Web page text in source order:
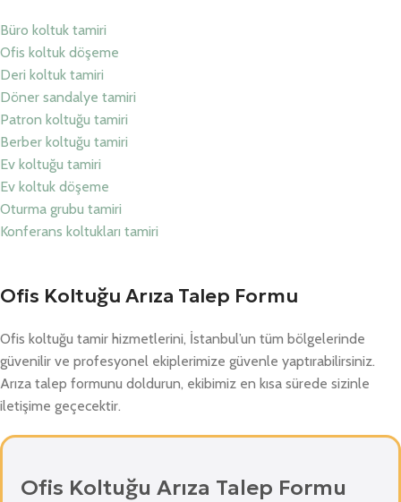
Büro koltuk tamiri
Ofis koltuk döşeme
Deri koltuk tamiri
Döner sandalye tamiri
Patron koltuğu tamiri
Berber koltuğu tamiri
Ev koltuğu tamiri
Ev koltuk döşeme
Oturma grubu tamiri
Konferans koltukları tamiri
Ofis Koltuğu Arıza Talep Formu
Ofis koltuğu tamir hizmetlerini, İstanbul’un tüm bölgelerinde
güvenilir ve profesyonel ekiplerimize güvenle yaptırabilirsiniz.
Arıza talep formunu doldurun, ekibimiz en kısa sürede sizinle
iletişime geçecektir.
Ofis Koltuğu Arıza Talep Formu